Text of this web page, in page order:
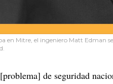
en Mitre, el ingeniero Matt Edman
de seguridad